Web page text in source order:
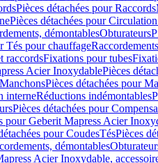
Pièces détachées pour Raccords
Pièces détachées pour
démontablesObturateurs
Tés pour chauffage
raccordsFixations pour tubes
Acier InoxydablePièces
ManchonsPièces détachées pour
interneRéductions indémontables
Pièces détachées pour
pour Geberit Mapress Acier
pour CoudesTésPièces
démontables
Acier Inoxydable,